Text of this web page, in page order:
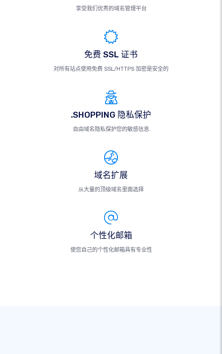
享受我们优秀的域名管理平台
免费 SSL 证书
对所有站点使用免费 SSL/HTTPS 加密是安全的
.SHOPPING 隐私保护
自由域名隐私保护您的敏感信息
域名扩展
从大量的顶级域名里面选择
个性化邮箱
使您自己的个性化邮箱具有专业性